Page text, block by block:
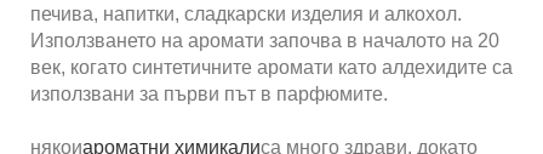
печива, напитки, сладкарски изделия и алкохол.
Използването на аромати започва в началото на 20
век, когато синтетичните аромати като алдехидите са
използвани за първи път в парфюмите.
някоиароматни химикалиса много здрави, докато